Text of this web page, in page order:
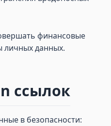
финансовые
личных данных.
ссылок
в безопасности: